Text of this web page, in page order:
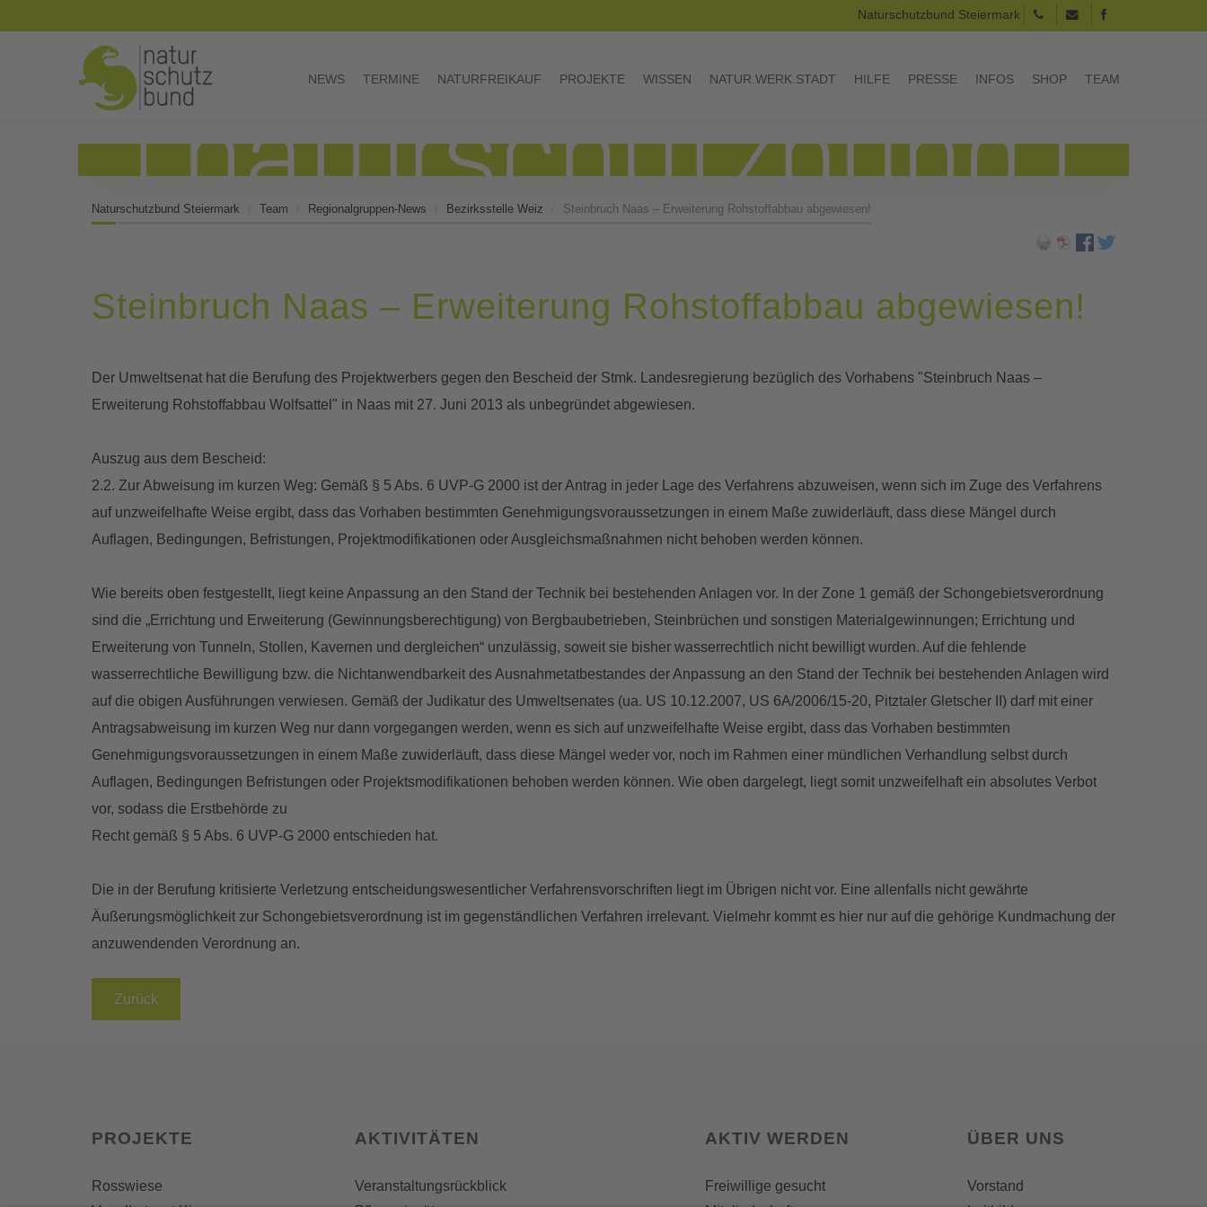
Naturschutzbund Steiermark
NEWS TERMINE NATURFREIKAUF PROJEKTE WISSEN NATUR.WERK.STADT HILFE PRESSE INFOS SHOP TEAM
Naturschutzbund Steiermark Team Regionalgruppen-News Bezirksstelle Weiz Steinbruch Naas – Erweiterung Rohstoffabbau abgewiesen!
Steinbruch Naas – Erweiterung Rohstoffabbau abgewiesen!
Der Umweltsenat hat die Berufung des Projektwerbers gegen den Bescheid der Stmk. Landesregierung bezüglich des Vorhabens "Steinbruch Naas –
Erweiterung Rohstoffabbau Wolfsattel" in Naas mit 27. Juni 2013 als unbegründet abgewiesen.
Auszug aus dem Bescheid:
2.2. Zur Abweisung im kurzen Weg: Gemäß § 5 Abs. 6 UVP-G 2000 ist der Antrag in jeder Lage des Verfahrens abzuweisen, wenn sich im Zuge des Verfahrens
auf unzweifelhafte Weise ergibt, dass das Vorhaben bestimmten Genehmigungsvoraussetzungen in einem Maße zuwiderläuft, dass diese Mängel durch
Auflagen, Bedingungen, Befristungen, Projektmodifikationen oder Ausgleichsmaßnahmen nicht behoben werden können.
Wie bereits oben festgestellt, liegt keine Anpassung an den Stand der Technik bei bestehenden Anlagen vor. In der Zone 1 gemäß der Schongebietsverordnung
sind die „Errichtung und Erweiterung (Gewinnungsberechtigung) von Bergbaubetrieben, Steinbrüchen und sonstigen Materialgewinnungen; Errichtung und
Erweiterung von Tunneln, Stollen, Kavernen und dergleichen“ unzulässig, soweit sie bisher wasserrechtlich nicht bewilligt wurden. Auf die fehlende
wasserrechtliche Bewilligung bzw. die Nichtanwendbarkeit des Ausnahmetatbestandes der Anpassung an den Stand der Technik bei bestehenden Anlagen wird
auf die obigen Ausführungen verwiesen. Gemäß der Judikatur des Umweltsenates (ua. US 10.12.2007, US 6A/2006/15-20, Pitztaler Gletscher II) darf mit einer
Antragsabweisung im kurzen Weg nur dann vorgegangen werden, wenn es sich auf unzweifelhafte Weise ergibt, dass das Vorhaben bestimmten
Genehmigungsvoraussetzungen in einem Maße zuwiderläuft, dass diese Mängel weder vor, noch im Rahmen einer mündlichen Verhandlung selbst durch
Auflagen, Bedingungen Befristungen oder Projektsmodifikationen behoben werden können. Wie oben dargelegt, liegt somit unzweifelhaft ein absolutes Verbot
vor, sodass die Erstbehörde zu
Recht gemäß § 5 Abs. 6 UVP-G 2000 entschieden hat.
Die in der Berufung kritisierte Verletzung entscheidungswesentlicher Verfahrensvorschriften liegt im Übrigen nicht vor. Eine allenfalls nicht gewährte
Äußerungsmöglichkeit zur Schongebietsverordnung ist im gegenständlichen Verfahren irrelevant. Vielmehr kommt es hier nur auf die gehörige Kundmachung der
anzuwendenden Verordnung an.
Zurück
PROJEKTE
Rosswiese
AKTIVITÄTEN
Veranstaltungsrückblick
AKTIV WERDEN
Freiwillige gesucht
ÜBER UNS
Vorstand